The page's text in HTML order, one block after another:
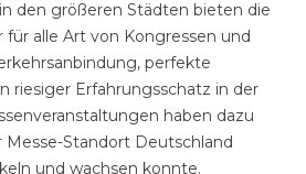
den größeren Städten bieten die
alle Art von Kongressen und
perfekte
riesiger Erfahrungsschatz in der
haben dazu
Messe-Standort Deutschland
und wachsen konnte.